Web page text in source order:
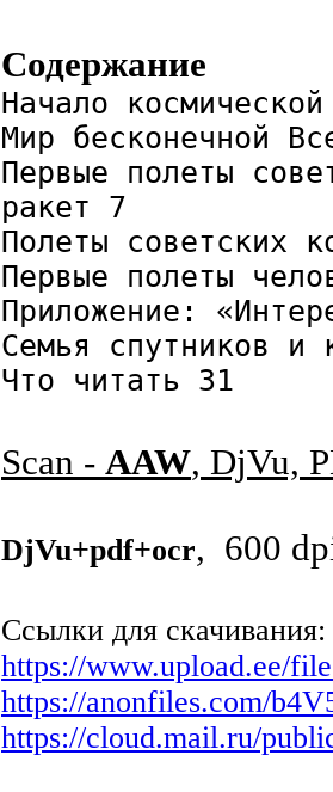
Содержание
Начало
Мир бесконечной
Первые полеты
ракет 7
Полеты советских
Первые полеты
Приложение:
Семья спутников и
Что читать 31
Scan - AAW, DjVu,
DjVu+pdf+ocr, 600
Ссылки для скачивания:
https://www.upload.ee/
https://anonfiles.com/
https://cloud.mail.ru/